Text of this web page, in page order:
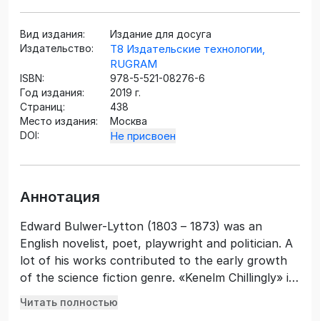
Вид издания:
Издание для досуга
Издательство:
Т8 Издательские технологии,
RUGRAM
ISBN:
978-5-521-08276-6
Год издания:
2019 г.
Страниц:
438
Место издания:
Москва
DOI:
Не присвоен
Аннотация
Edward Bulwer-Lytton (1803 – 1873) was an
English novelist, poet, playwright and politician. A
lot of his works contributed to the early growth
of the science fiction genre. «Kenelm Chillingly» is
one of Bulwer’s most popular novels of English
Читать полностью